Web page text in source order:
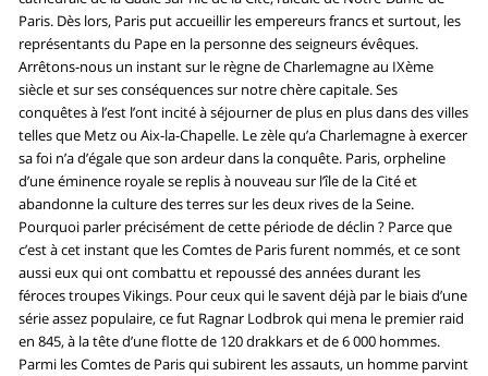
Paris. Dès lors, Paris put accueillir les empereurs francs et surtout, les
représentants du Pape en la personne des seigneurs évêques.
Arrêtons-nous un instant sur le règne de Charlemagne au IXème
siècle et sur ses conséquences sur notre chère capitale. Ses
conquêtes à l’est l’ont incité à séjourner de plus en plus dans des villes
telles que Metz ou Aix-la-Chapelle. Le zèle qu’a Charlemagne à exercer
sa foi n’a d’égale que son ardeur dans la conquête. Paris, orpheline
d’une éminence royale se replis à nouveau sur l’île de la Cité et
abandonne la culture des terres sur les deux rives de la Seine.
Pourquoi parler précisément de cette période de déclin ? Parce que
c’est à cet instant que les Comtes de Paris furent nommés, et ce sont
aussi eux qui ont combattu et repoussé des années durant les
féroces troupes Vikings. Pour ceux qui le savent déjà par le biais d’une
série assez populaire, ce fut Ragnar Lodbrok qui mena le premier raid
en 845, à la tête d’une flotte de 120 drakkars et de 6 000 hommes.
Parmi les Comtes de Paris qui subirent les assauts, un homme parvint